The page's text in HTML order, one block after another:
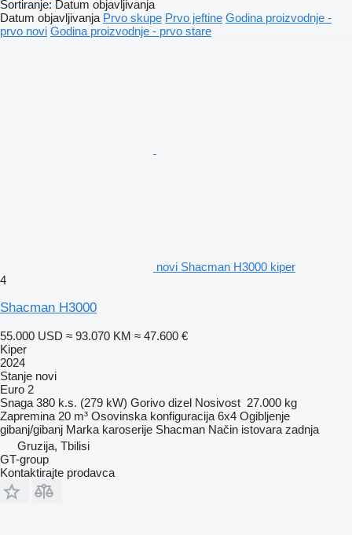
Sortiranje: Datum objavljivanja
Datum objavljivanja Prvo skupe Prvo jeftine Godina proizvodnje -
prvo novi Godina proizvodnje - prvo stare
novi Shacman H3000 kiper
4
Shacman H3000
55.000 USD ≈ 93.070 KM ≈ 47.600 €
Kiper
2024
Stanje novi
Euro 2
Snaga 380 k.s. (279 kW) Gorivo dizel Nosivost 27.000 kg
Zapremina 20 m³ Osovinska konfiguracija 6x4 Ogibljenje
gibanj/gibanj Marka karoserije Shacman Način istovara zadnja
Gruzija, Tbilisi
GT-group
Kontaktirajte prodavca